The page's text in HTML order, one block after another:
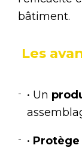
bâtiment.
Les
• Un
• Protège